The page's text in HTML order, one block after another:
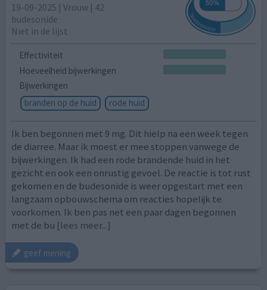
19-09-2025 | Vrouw | 42
budesonide
Niet in de lijst
Effectiviteit
Hoeveelheid bijwerkingen
Bijwerkingen
branden op de huid
rode huid
Ik ben begonnen met 9 mg. Dit hielp na een week tegen
de diarree. Maar ik moest er mee stoppen vanwege de
bijwerkingen. Ik had een rode brandende huid in het
gezicht en ook een onrustig gevoel. De reactie is tot rust
gekomen en de budesonide is weer opgestart met een
langzaam opbouwschema om reacties hopelijk te
voorkomen. Ik ben pas net een paar dagen begonnen
met de bu [lees meer...]
geef mening